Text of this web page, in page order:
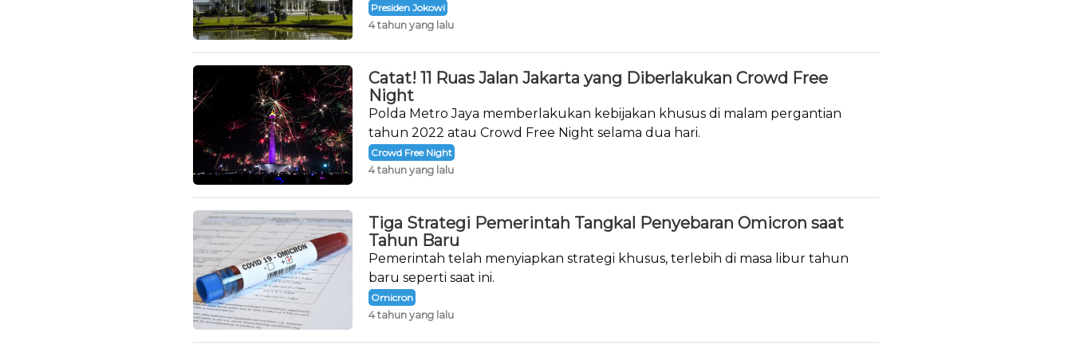
Presiden Jokowi
4 tahun yang lalu
Catat! 11 Ruas Jalan Jakarta yang Diberlakukan Crowd Free
Night
Polda Metro Jaya memberlakukan kebijakan khusus di malam pergantian
tahun 2022 atau Crowd Free Night selama dua hari.
Crowd Free Night
4 tahun yang lalu
Tiga Strategi Pemerintah Tangkal Penyebaran Omicron saat
Tahun Baru
Pemerintah telah menyiapkan strategi khusus, terlebih di masa libur tahun
baru seperti saat ini.
Omicron
4 tahun yang lalu